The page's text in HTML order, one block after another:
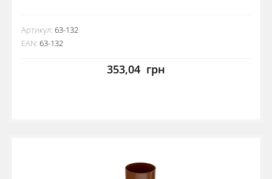
Артикул: 63-132
EAN: 63-132
353,04 грн